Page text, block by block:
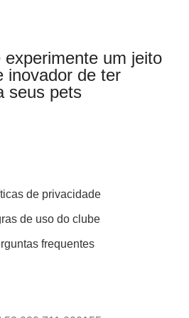
um jeito
inovador de ter
seus pets
de privacidade
de uso do clube
frequentes